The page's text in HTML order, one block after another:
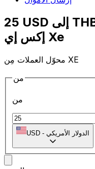
25 USD إلى THB | حوِّل - إلى الدولار |
إكس إي Xe
محوّل العملات مِن XE
من
من
USD - الدولار الأمريكي